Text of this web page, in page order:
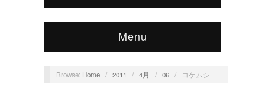
Menu
Browse: Home / 2011 / 4月 / 06 / コケムシ